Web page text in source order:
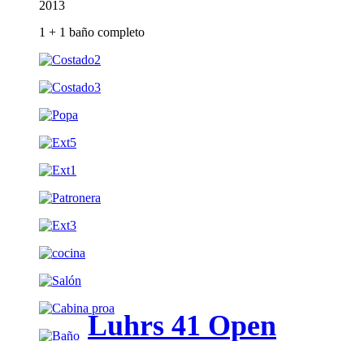
2013
1 + 1 baño completo
Luhrs 41 Open